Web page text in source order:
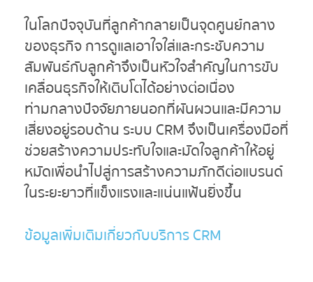
ในโลกปัจจุบันที่ลูกค้ากลายเป็นจุดศูนย์กลาง
ของธุรกิจ การดูแลเอาใจใส่และกระชับความ
สัมพันธ์กับลูกค้าจึงเป็นหัวใจสำคัญในการขับ
เคลื่อนธุรกิจให้เติบโตได้อย่างต่อเนื่อง
ท่ามกลางปัจจัยภายนอกที่ผันผวนและมีความ
เสี่ยงอยู่รอบด้าน ระบบ CRM จึงเป็นเครื่องมือที่
ช่วยสร้างความประทับใจและมัดใจลูกค้าให้อยู่
หมัดเพื่อนำไปสู่การสร้างความภักดีต่อแบรนด์
ในระยะยาวที่แข็งแรงและแน่นแฟ้นยิ่งขึ้น
ข้อมูลเพิ่มเติมเกี่ยวกับบริการCRM